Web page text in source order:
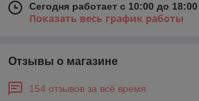
Сегодня работает с 10:00 до 18:00
Показать весь график работы
Отзывы о магазине
154 отзывов за всё время